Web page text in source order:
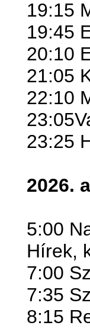
19:15
19:45
20:10
21:05
22:10
23:25
2026.
5:00
Hírek,
7:00
7:35
8:15